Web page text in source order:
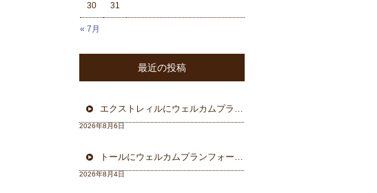
« 7月
30 31
最近の投稿
エクストレィルにウェルカムプラン フォーカル三重県から
2026年8月6日
トールにウェルカムプランフォーカルスピーカー＆ウーハー
2026年8月4日